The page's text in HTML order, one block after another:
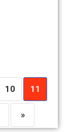
10 11
»